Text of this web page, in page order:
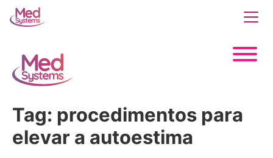
Tag: procedimentos para
elevar a autoestima